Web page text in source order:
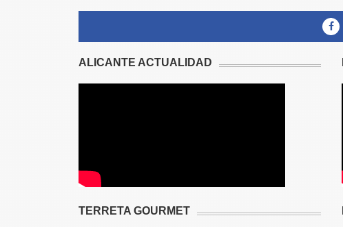
ALICANTE ACTUALIDAD
TERRETA GOURMET